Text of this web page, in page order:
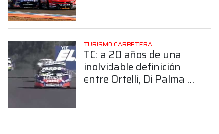
TURISMO CARRETERA
TC: a 20 años de una
inolvidable definición
entre Ortelli, Di Palma y